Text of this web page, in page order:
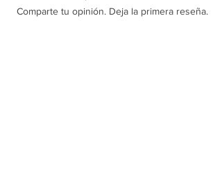
Comparte tu opinión. Deja la primera reseña.